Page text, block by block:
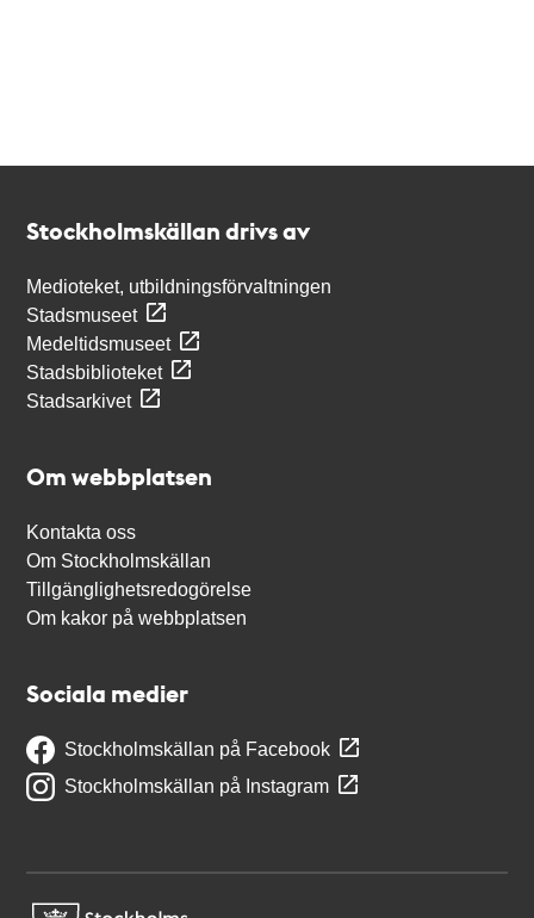
Stockholmskällan drivs av
Medioteket, utbildningsförvaltningen
Stadsmuseet
Medeltidsmuseet
Stadsbiblioteket
Stadsarkivet
Om webbplatsen
Kontakta oss
Om Stockholmskällan
Tillgänglighetsredogörelse
Om kakor på webbplatsen
Sociala medier
Stockholmskällan på Facebook
Stockholmskällan på Instagram